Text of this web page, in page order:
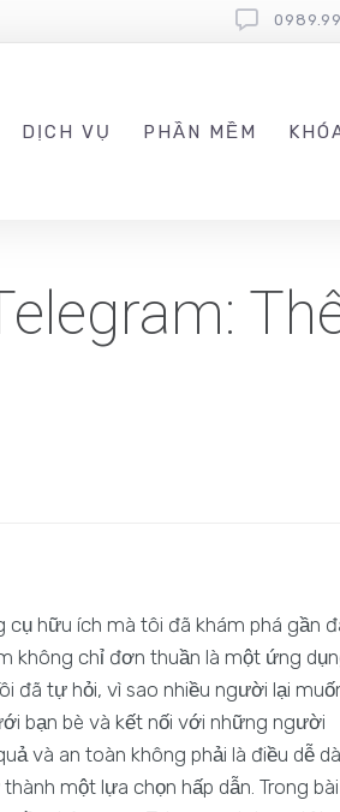
DỊCH VỤ PHẦN MỀM
hữu ích mà tôi đã khám phá gần
không chỉ đơn thuần là một ứng
đã tự hỏi, vì sao nhiều người lại
bạn bè và kết nối với những người
và an toàn không phải là điều dễ
một lựa chọn hấp dẫn. Trong bài